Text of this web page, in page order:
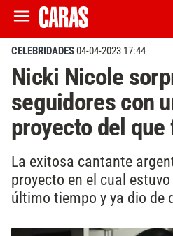
CELEBRIDADES04-04-2023 17:44
Nicki Nicole
seguidores con
proyecto del
La exitosa cantante
proyecto en el cual
último tiempo y ya dio de